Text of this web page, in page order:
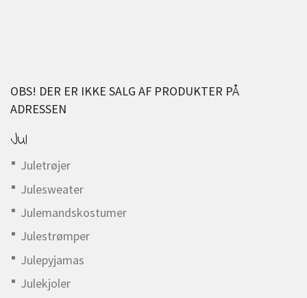
OBS! DER ER IKKE SALG AF PRODUKTER PÅ
ADRESSEN
Jul
Juletrøjer
Julesweater
Julemandskostumer
Julestrømper
Julepyjamas
Julekjoler